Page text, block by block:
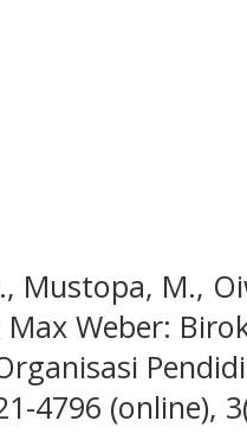
Mustopa, M.,
Max Weber:
4796 (online),